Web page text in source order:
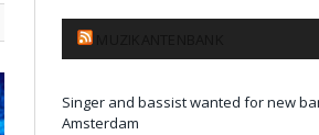
Singer and bassist wanted for new
Amsterdam